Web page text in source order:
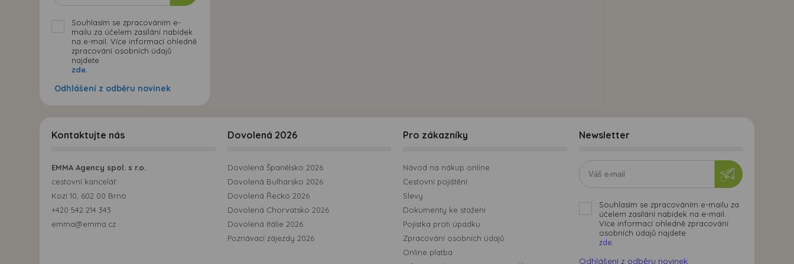
Souhlasím se zpracováním e-
mailu za účelem zasílání nabídek
na e-mail. Více informací ohledně
zpracování osobních údajů
najdete
zde.
Odhlášení z odběru novinek
Kontaktujte nás
EMMA Agency spol. s r.o.
cestovní kancelář
Kozí 10, 602 00 Brno
+420 542 214 343
emma@emma.cz
Dovolená 2026
Dovolená Španělsko 2026
Dovolená Bulharsko 2026
Dovolená Řecko 2026
Dovolená Chorvatsko 2026
Dovolená Itálie 2026
Poznávací zájezdy 2026
Pro zákazníky
Návod na nákup online
Cestovní pojištění
Slevy
Dokumenty ke stažení
Pojistka proti úpadku
Zpracování osobních údajů
Online platba
Newsletter
Souhlasím se zpracováním e-mailu za
účelem zasílání nabídek na e-mail.
Více informací ohledně zpracování
osobních údajů najdete
zde.
Odhlášení z odběru novinek